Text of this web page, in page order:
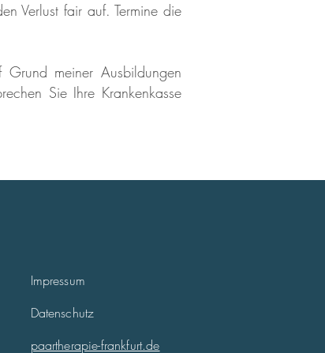
Verlust fair auf. Termine die
meiner Ausbildungen
Sie Ihre Krankenkasse
Impressum
Datenschutz
paartherapie-frankfurt.de